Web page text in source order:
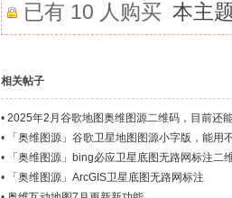
已有 10 人购买 本主
相关帖子
• 2025年2月谷歌地图奥维图源二维码，目前还
•
「奥维图源」谷歌卫星地图图源小字版，能用
•
「奥维图源」bing必应卫星底图无路网标注二
•
「奥维图源」ArcGIS卫星底图无路网标注